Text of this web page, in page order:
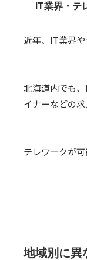
IT業界・テ
近年、IT業界や
北海道内でも
イナーなどの求
テレワークが
地域別に異